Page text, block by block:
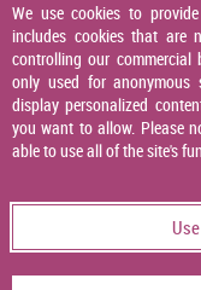
We use cookies to
includes cookies that are
controlling our commercial
only used for
display personalized
you want to allow. Please
able to use all of the site's